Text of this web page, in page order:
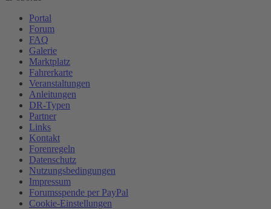
Portal
Forum
FAQ
Galerie
Marktplatz
Fahrerkarte
Veranstaltungen
Anleitungen
DR-Typen
Partner
Links
Kontakt
Forenregeln
Datenschutz
Nutzungsbedingungen
Impressum
Forumsspende per PayPal
Cookie-Einstellungen